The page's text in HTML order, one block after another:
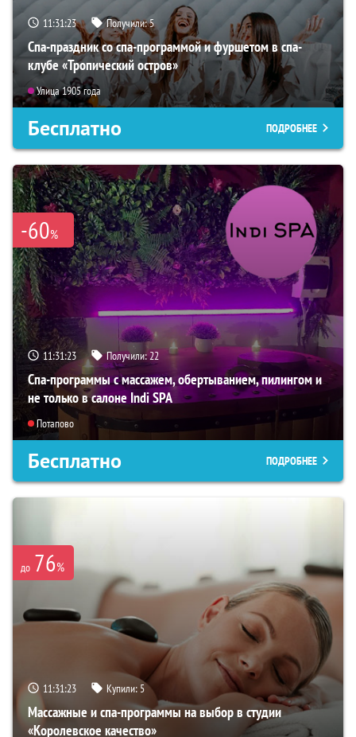
11:31:22 Получили:5
Спа-праздник со спа-программой и фуршетом в спа-
клубе «Тропический остров»
Улица 1905 года
Бесплатно ПОДРОБНЕЕ
-60%
11:31:22 Получили:22
Спа-программы с массажем, обертыванием, пилингом и
не только в салоне Indi SPA
Потапово
Бесплатно ПОДРОБНЕЕ
до 76%
11:31:22 Купили: 5
Массажные и спа-программы на выбор в студии
«Королевское качество»